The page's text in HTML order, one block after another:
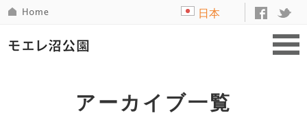
日本
アーカイブ一覧